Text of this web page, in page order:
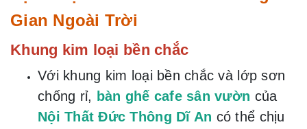
Gian Ngoài Trời
Khung kim loại bền chắc
Với khung kim loại bền chắc và lớp sơn
chống rỉ, bàn ghế cafe sân vườn của
Nội Thất Đức Thông Dĩ An có thể chịu